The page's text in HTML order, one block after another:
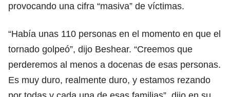
provocando una cifra “masiva” de víctimas.
“Había unas 110 personas en el momento en que el
tornado golpeó”, dijo Beshear. “Creemos que
perderemos al menos a docenas de esas personas.
Es muy duro, realmente duro, y estamos rezando